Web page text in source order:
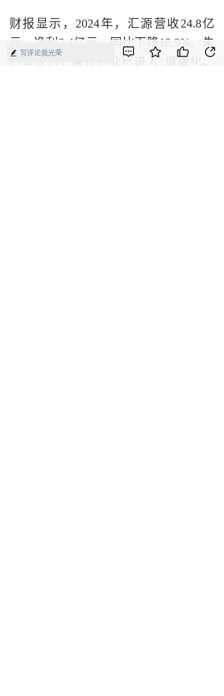
财报显示，2024年，汇源营收24.8亿
元，净利3.4亿元，同比下降18.9%。朱
丹蓬认为，果汁行业已进入“健康化、
写评论我光荣